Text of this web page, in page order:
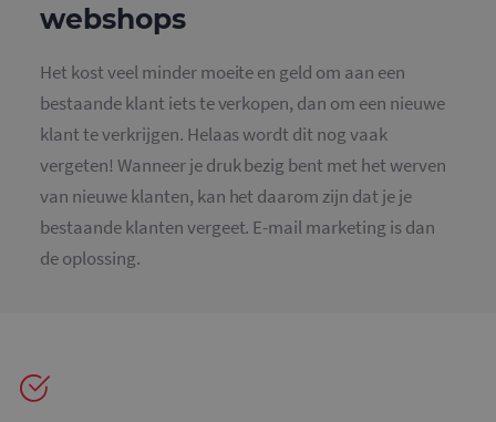
webshops
Het kost veel minder moeite en geld om aan een
bestaande klant iets te verkopen, dan om een nieuwe
klant te verkrijgen. Helaas wordt dit nog vaak
vergeten! Wanneer je druk bezig bent met het werven
van nieuwe klanten, kan het daarom zijn dat je je
bestaande klanten vergeet. E-mail marketing is dan
de oplossing.